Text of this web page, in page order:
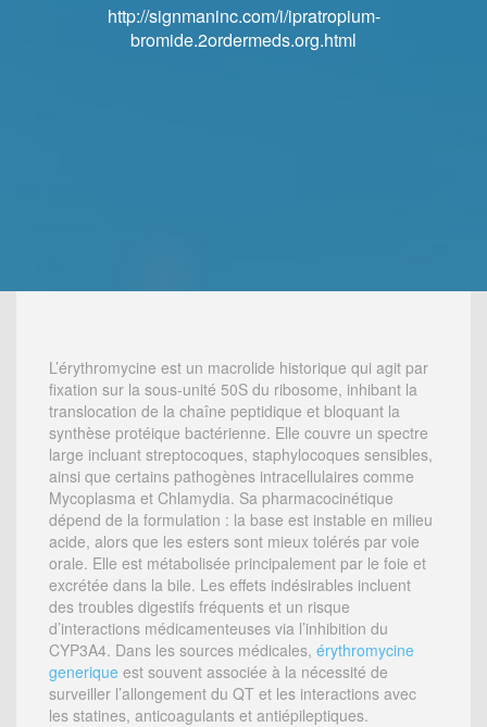
http://signmaninc.com/i/ipratropium-
bromide.2ordermeds.org.html
http://signmaninc.com/i/ipratropium-
bromide.2ordermeds.org.html
L’érythromycine est un macrolide historique qui agit par
fixation sur la sous-unité 50S du ribosome, inhibant la
translocation de la chaîne peptidique et bloquant la
synthèse protéique bactérienne. Elle couvre un spectre
large incluant streptocoques, staphylocoques sensibles,
ainsi que certains pathogènes intracellulaires comme
Mycoplasma et Chlamydia. Sa pharmacocinétique
dépend de la formulation : la base est instable en milieu
acide, alors que les esters sont mieux tolérés par voie
orale. Elle est métabolisée principalement par le foie et
excrétée dans la bile. Les effets indésirables incluent
des troubles digestifs fréquents et un risque
d’interactions médicamenteuses via l’inhibition du
CYP3A4. Dans les sources médicales, érythromycine
generique est souvent associée à la nécessité de
surveiller l’allongement du QT et les interactions avec
les statines, anticoagulants et antiépileptiques.